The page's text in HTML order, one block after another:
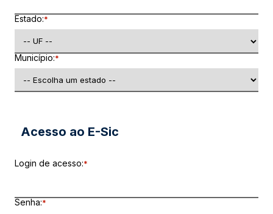
Estado:*
Município:*
Acesso ao E-Sic
Login de acesso:*
Senha:*